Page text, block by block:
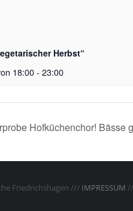
Herbst“
18:00- 23:00
Hofküchenchor! Bässe
Friedrichshagen /// IMPRESSUM //